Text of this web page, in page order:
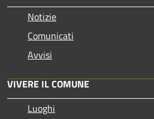
Notizie
Comunicati
Avvisi
VIVERE IL COMUNE
Luoghi